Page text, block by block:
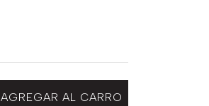
AGREGAR AL CARRO